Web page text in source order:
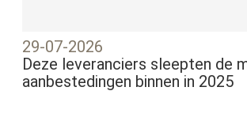
29-07-2026
Deze leveranciers sleepten de
aanbestedingen binnen in 2025